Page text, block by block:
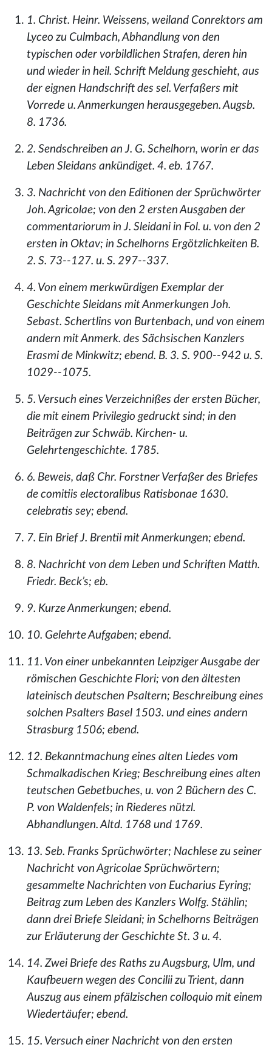
1. Christ. Heinr. Weissens, weiland Conrektors am
Lyceo zu Culmbach, Abhandlung von den
typischen oder vorbildlichen Strafen, deren hin
und wieder in heil. Schrift Meldung geschieht, aus
der eignen Handschrift des sel. Verfaßers mit
Vorrede u. Anmerkungen herausgegeben. Augsb.
8. 1736.
2. Sendschreiben an J. G. Schelhorn, worin er das
Leben Sleidans ankündiget. 4. eb. 1767.
3. Nachricht von den Editionen der Sprüchwörter
Joh. Agricolae; von den 2 ersten Ausgaben der
commentariorum in J. Sleidani in Fol. u. von den 2
ersten in Oktav; in Schelhorns Ergötzlichkeiten B.
2. S. 73--127. u. S. 297--337.
4. Von einem merkwürdigen Exemplar der
Geschichte Sleidans mit Anmerkungen Joh.
Sebast. Schertlins von Burtenbach, und von einem
andern mit Anmerk. des Sächsischen Kanzlers
Erasmi de Minkwitz; ebend. B. 3. S. 900--942 u. S.
1029--1075.
5. Versuch eines Verzeichnißes der ersten Bücher,
die mit einem Privilegio gedruckt sind; in den
Beiträgen zur Schwäb. Kirchen- u.
Gelehrtengeschichte. 1785.
6. Beweis, daß Chr. Forstner Verfaßer des Briefes
de comitiis electoralibus Ratisbonae 1630.
celebratis sey; ebend.
7. Ein Brief J. Brentii mit Anmerkungen; ebend.
8. Nachricht von dem Leben und Schriften Matth.
Friedr. Beck’s; eb.
9. Kurze Anmerkungen; ebend.
10. Gelehrte Aufgaben; ebend.
11. Von einer unbekannten Leipziger Ausgabe der
römischen Geschichte Flori; von den ältesten
lateinisch deutschen Psaltern; Beschreibung eines
solchen Psalters Basel 1503. und eines andern
Strasburg 1506; ebend.
12. Bekanntmachung eines alten Liedes vom
Schmalkadischen Krieg; Beschreibung eines alten
teutschen Gebetbuches, u. von 2 Büchern des C.
P. von Waldenfels; in Riederes nützl.
Abhandlungen. Altd. 1768 und 1769.
13. Seb. Franks Sprüchwörter; Nachlese zu seiner
Nachricht von Agricolae Sprüchwörtern;
gesammelte Nachrichten von Eucharius Eyring;
Beitrag zum Leben des Kanzlers Wolfg. Stählin;
dann drei Briefe Sleidani; in Schelhorns Beiträgen
zur Erläuterung der Geschichte St. 3 u. 4.
14. Zwei Briefe des Raths zu Augsburg, Ulm, und
Kaufbeuern wegen des Concilii zu Trient, dann
Auszug aus einem pfälzischen colloquio mit einem
Wiedertäufer; ebend.
15. Versuch einer Nachricht von den ersten